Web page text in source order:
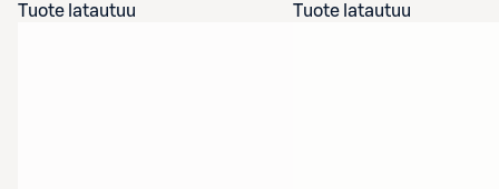
Tuote latautuu
Tuote latautuu